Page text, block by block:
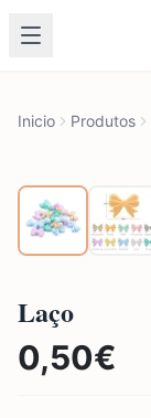
Inicio Produtos
Laço
0,50€